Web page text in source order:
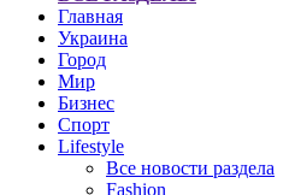
Главная
Украина
Город
Мир
Бизнес
Спорт
Lifestyle
Все новости раздела
Fashion